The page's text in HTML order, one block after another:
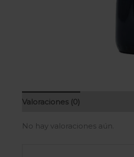
Valoraciones (0)
No hay valoraciones aún.